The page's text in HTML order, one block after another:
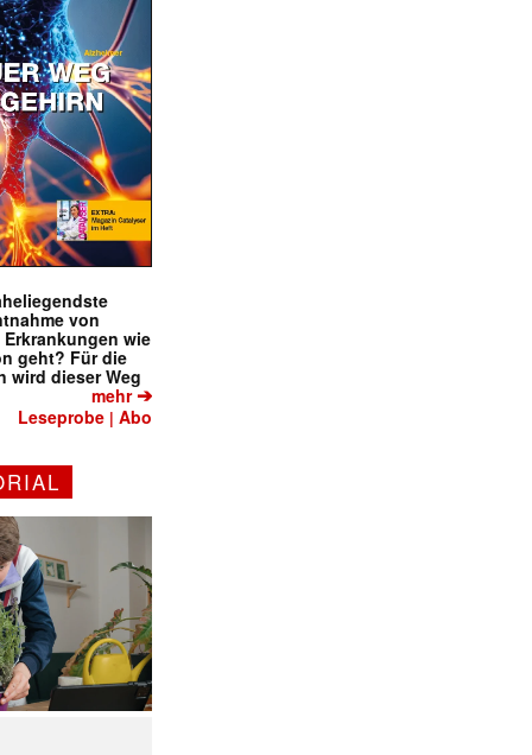
von
wie
geht? Für die
wird dieser Weg
mehr➔
Leseprobe |Abo